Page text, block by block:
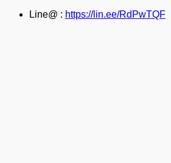
Line@ : https://lin.ee/RdPwTQF